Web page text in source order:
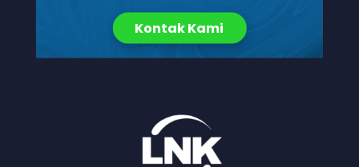
Kontak Kami